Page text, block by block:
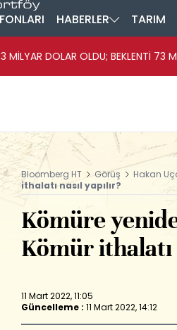
HABERLER TARIM
DOLAR OLDU; BEKLENTİ 73
Bloomberg HT Görüş Hakan
ithalatı nasıl yapılır?
Kömüre
Kömür ithalatı
11 Mart 2022, 11:05
Güncelleme : 11 Mart 2022, 14:12